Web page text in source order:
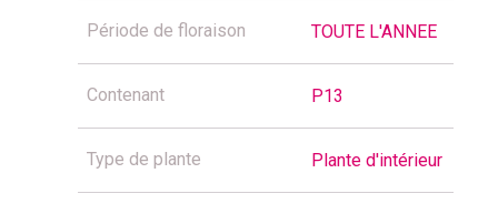
Période de floraison TOUTE L'ANNEE
Contenant P13
Type de plante Plante d'intérieur